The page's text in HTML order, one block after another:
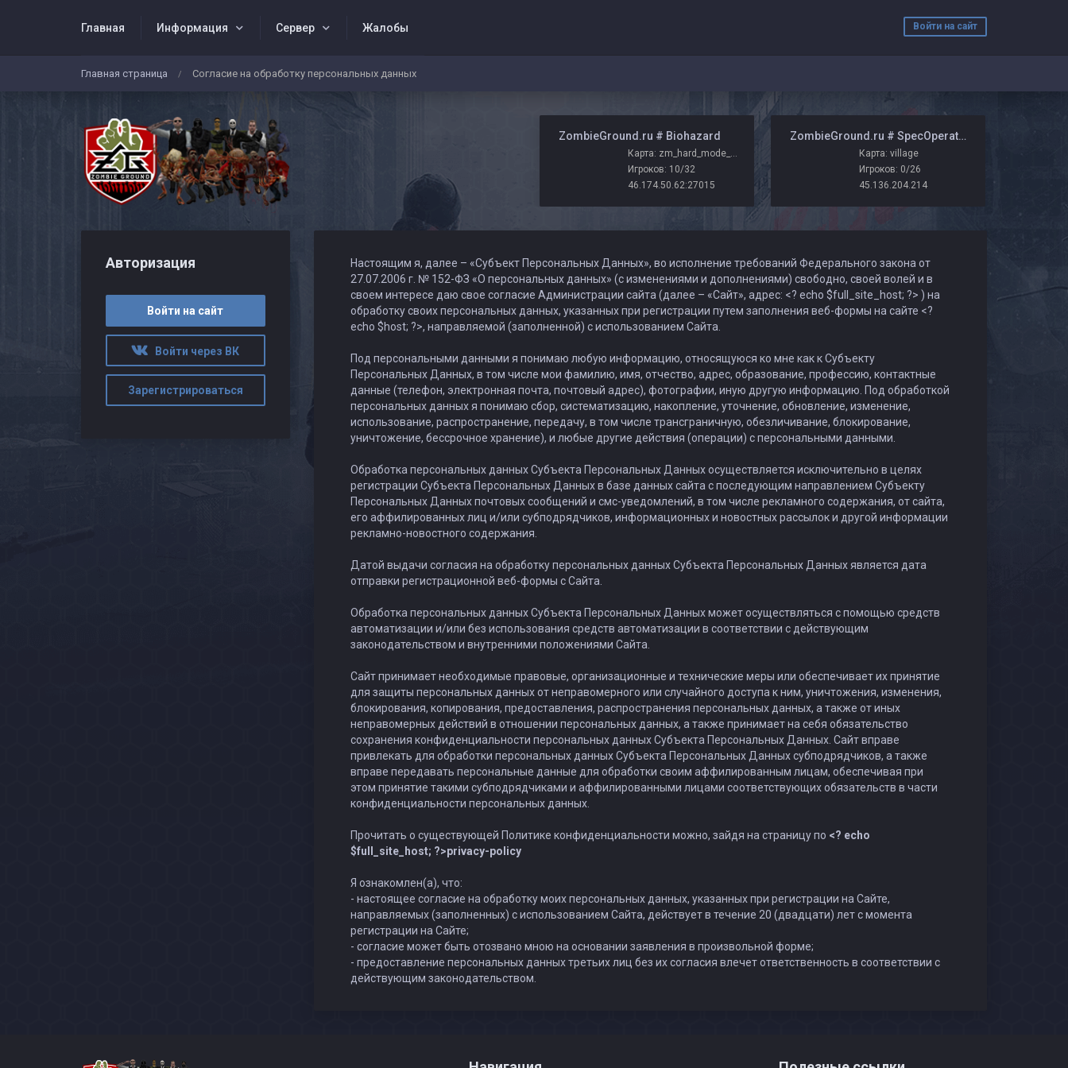
Войти на сайт
Главная Информация Сервер Жалобы
Главная страница / Согласие на обработку персональных данных
️ ZombieGround.ru # Biohazard
Карта: zm_hard_mode_fix_zg
Игроков: 10/32
46.174.50.62:27015
️ ZombieGround.ru # SpecOperations
Карта: village
Игроков: 0/26
45.136.204.214
Настоящим я, далее – «Субъект Персональных Данных», во исполнение требований Федерального закона от
27.07.2006 г. № 152-ФЗ «О персональных данных» (с изменениями и дополнениями) свободно, своей волей и в
своем интересе даю свое согласие Администрации сайта (далее – «Сайт», адрес: <? echo $full_site_host; ?> ) на
обработку своих персональных данных, указанных при регистрации путем заполнения веб-формы на сайте <?
echo $host; ?>, направляемой (заполненной) с использованием Сайта.
Под персональными данными я понимаю любую информацию, относящуюся ко мне как к Субъекту
Персональных Данных, в том числе мои фамилию, имя, отчество, адрес, образование, профессию, контактные
данные (телефон, электронная почта, почтовый адрес), фотографии, иную другую информацию. Под обработкой
персональных данных я понимаю сбор, систематизацию, накопление, уточнение, обновление, изменение,
использование, распространение, передачу, в том числе трансграничную, обезличивание, блокирование,
уничтожение, бессрочное хранение), и любые другие действия (операции) с персональными данными.
Обработка персональных данных Субъекта Персональных Данных осуществляется исключительно в целях
регистрации Субъекта Персональных Данных в базе данных сайта с последующим направлением Субъекту
Персональных Данных почтовых сообщений и смс-уведомлений, в том числе рекламного содержания, от сайта,
его аффилированных лиц и/или субподрядчиков, информационных и новостных рассылок и другой информации
рекламно-новостного содержания.
Датой выдачи согласия на обработку персональных данных Субъекта Персональных Данных является дата
отправки регистрационной веб-формы с Сайта.
Обработка персональных данных Субъекта Персональных Данных может осуществляться с помощью средств
автоматизации и/или без использования средств автоматизации в соответствии с действующим
законодательством и внутренними положениями Сайта.
Сайт принимает необходимые правовые, организационные и технические меры или обеспечивает их принятие
для защиты персональных данных от неправомерного или случайного доступа к ним, уничтожения, изменения,
блокирования, копирования, предоставления, распространения персональных данных, а также от иных
неправомерных действий в отношении персональных данных, а также принимает на себя обязательство
сохранения конфиденциальности персональных данных Субъекта Персональных Данных. Сайт вправе
привлекать для обработки персональных данных Субъекта Персональных Данных субподрядчиков, а также
вправе передавать персональные данные для обработки своим аффилированным лицам, обеспечивая при
этом принятие такими субподрядчиками и аффилированными лицами соответствующих обязательств в части
конфиденциальности персональных данных.
Прочитать о существующей Политике конфиденциальности можно, зайдя на страницу по <? echo
$full_site_host; ?>privacy-policy
Я ознакомлен(а), что:
- настоящее согласие на обработку моих персональных данных, указанных при регистрации на Сайте,
направляемых (заполненных) с использованием Cайта, действует в течение 20 (двадцати) лет с момента
регистрации на Cайте;
- согласие может быть отозвано мною на основании заявления в произвольной форме;
- предоставление персональных данных третьих лиц без их согласия влечет ответственность в соответствии с
действующим законодательством.
Авторизация
Войти на сайт
Войти через ВК
Зарегистрироваться